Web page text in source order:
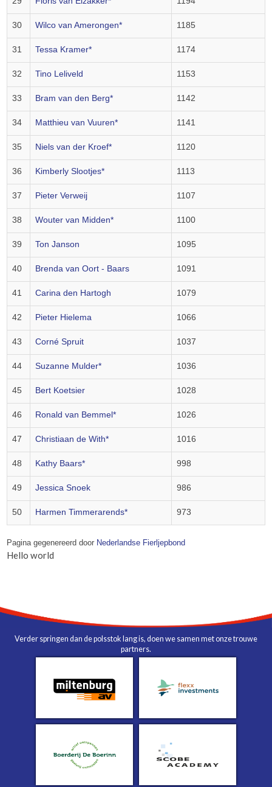
30 Wilco van Amerongen* 1185
31 Tessa Kramer* 1174
32 Tino Leliveld 1153
33 Bram van den Berg* 1142
34 Matthieu van Vuuren* 1141
35 Niels van der Kroef* 1120
36 Kimberly Slootjes* 1113
37 Pieter Verweij 1107
38 Wouter van Midden* 1100
39 Ton Janson 1095
40 Brenda van Oort - Baars 1091
41 Carina den Hartogh 1079
42 Pieter Hielema 1066
43 Corné Spruit 1037
44 Suzanne Mulder* 1036
45 Bert Koetsier 1028
46 Ronald van Bemmel* 1026
47 Christiaan de With* 1016
48 Kathy Baars* 998
49 Jessica Snoek 986
50 Harmen Timmerarends* 973
Pagina gegenereerd door Nederlandse Fierljepbond
Hello world
Verder springen dan de polsstok lang is, doen we samen met onze trouwe
partners.